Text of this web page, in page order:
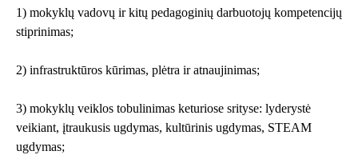
1) mokyklų vadovų ir kitų pedagoginių darbuotojų kompetencijų
stiprinimas;
2) infrastruktūros kūrimas, plėtra ir atnaujinimas;
3) mokyklų veiklos tobulinimas keturiose srityse: lyderystė
veikiant, įtraukusis ugdymas, kultūrinis ugdymas, STEAM
ugdymas;